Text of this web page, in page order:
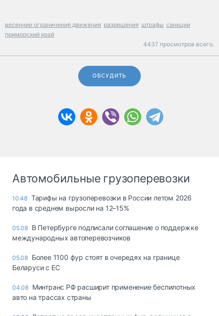
весенние ограничения движения разрешения штрафы санкции
приморский край
4437 просмотров всего.
ОБСУДИТЬ
Автомобильные грузоперевозки
10:48 Тарифы на грузоперевозки в России летом 2026
года в среднем выросли на 12–15%
05.08 В Петербурге подписали соглашение о поддержке
международных автоперевозчиков
05.08 Более 1100 фур стоят в очередях на границе
Беларуси с ЕС
04.08 Минтранс РФ расширит применение беспилотных
авто на трассах страны